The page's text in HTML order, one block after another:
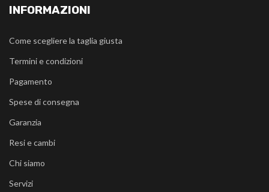
INFORMAZIONI
Come scegliere la taglia giusta
Termini e condizioni
Pagamento
Spese di consegna
Garanzia
Resi e cambi
Chi siamo
Servizi